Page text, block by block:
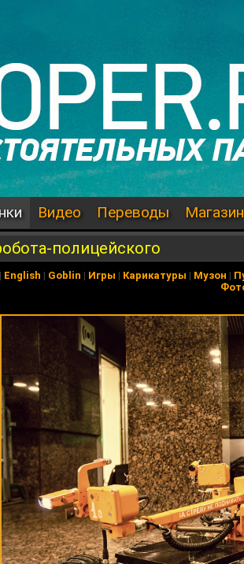
Видео Переводы Магазин
полицейского
English | Goblin | Игры | Карикатуры | Музон |